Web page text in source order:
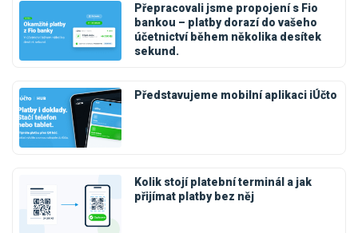
Přepracovali jsme propojení s Fio
bankou – platby dorazí do vašeho
účetnictví během několika desítek
sekund.
Představujeme mobilní aplikaci iÚčto
Kolik stojí platební terminál a jak
přijímat platby bez něj